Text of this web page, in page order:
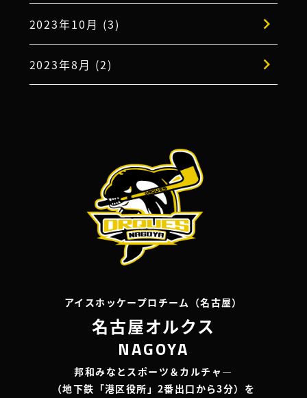
2023年10月 (3)
2023年8月 (2)
アイスホッケープロチーム（名古屋）
名古屋オルクス
NAGOYA
邦和みなとスポーツ＆カルチャ―
（地下鉄「港区役所」2番出口から3分）を